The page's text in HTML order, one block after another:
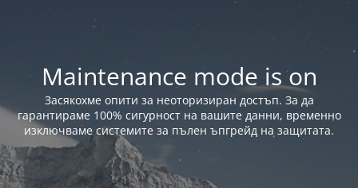
Maintenance mode is on
Засякохме опити за неоторизиран достъп. За да
гарантираме 100% сигурност на вашите данни, временно
изключваме системите за пълен ъпгрейд на защитата.